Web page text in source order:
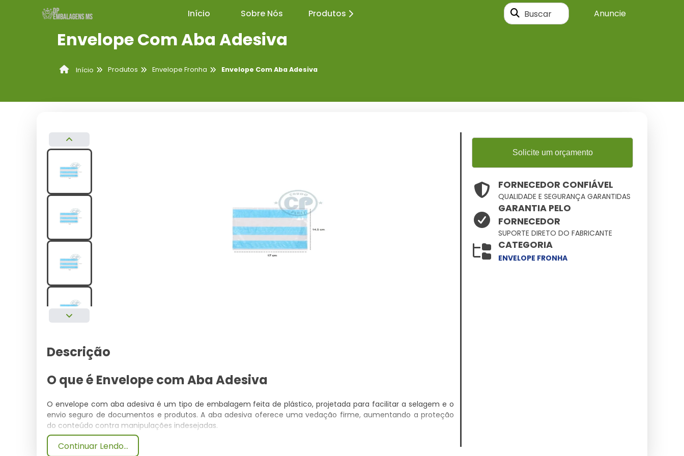
Início Sobre Nós Produtos Buscar Anuncie
Envelope Com Aba Adesiva
Início Produtos Envelope Fronha Envelope Com Aba Adesiva
Descrição
O que é Envelope com Aba Adesiva
O envelope com aba adesiva é um tipo de embalagem feita de plástico, projetada para facilitar a selagem e o
envio seguro de documentos e produtos. A aba adesiva oferece uma vedação firme, aumentando a proteção
do conteúdo contra manipulações indesejadas.
Especificações Técnicas
Continuar Lendo...
Solicite um orçamento
FORNECEDOR CONFIÁVEL
QUALIDADE E SEGURANÇA GARANTIDAS
GARANTIA PELO
FORNECEDOR
SUPORTE DIRETO DO FABRICANTE
CATEGORIA
ENVELOPE FRONHA